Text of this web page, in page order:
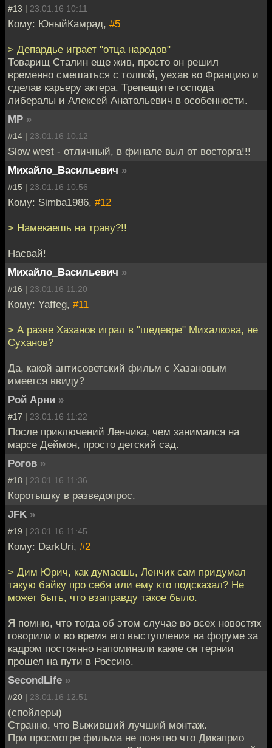
#13 | 23.01.16 10:11
Кому: ЮныйКамрад, #5
> Депардье играет "отца народов"
Товарищ Сталин еще жив, просто он решил
временно смешаться с толпой, уехав во Францию и
сделав карьеру актера. Трепещите господа
либералы и Алексей Анатольевич в особенности.
MP »
#14 | 23.01.16 10:12
Slow west - отличный, в финале выл от восторга!!!
Михайло_Васильевич »
#15 | 23.01.16 10:56
Кому: Simba1986, #12
> Намекаешь на траву?!!
Насвай!
Михайло_Васильевич »
#16 | 23.01.16 11:20
Кому: Yaffeg, #11
> А разве Хазанов играл в "шедевре" Михалкова, не
Суханов?
Да, какой антисоветский фильм с Хазановым
имеется ввиду?
Рой Арни »
#17 | 23.01.16 11:22
После приключений Ленчика, чем занимался на
марсе Деймон, просто детский сад.
Рогов »
#18 | 23.01.16 11:36
Коротышку в разведопрос.
JFK »
#19 | 23.01.16 11:45
Кому: DarkUri, #2
> Дим Юрич, как думаешь, Ленчик сам придумал
такую байку про себя или ему кто подсказал? Не
может быть, что взаправду такое было.
Я помню, что тогда об этом случае во всех новостях
говорили и во время его выступления на форуме за
кадром постоянно напоминали какие он тернии
прошел на пути в Россию.
SecondLife »
#20 | 23.01.16 12:51
(спойлеры)
Странно, что Выживший лучший монтаж.
При просмотре фильма не понятно что Дикаприо